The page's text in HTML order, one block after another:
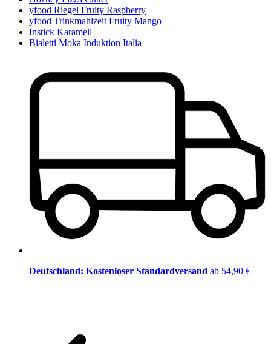
yfood Riegel Fruity Raspberry
yfood Trinkmahlzeit Fruity Mango
Instick Karamell
Bialetti Moka Induktion Italia
Deutschland: Kostenloser Standardversand ab 54,90 €